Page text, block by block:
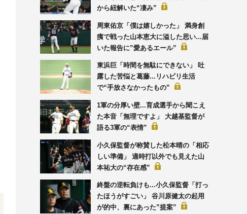
から紐解いた“凄み”
周東佑京「僕は嬉しかった」 満身創
痍で戦った山本恵大に溢した思い...届
いた報告に”愛あるエール”
東浜巨「時間を無駄にできない」 吐
露した苦悩と葛藤...リハビリ生活
で“手放さなかったもの”
1軍の分厚い壁...育成選手から聞こえ
た本音「無理ですよ」 大越基監督が
語る3軍の“表情”
小久保監督が称賛した松本晴の「相応
しい準備」 適時打以外でも見えた山
本祐大の“存在感”
終盤の逆転負けも...小久保監督「打っ
たほうがすごい」 谷川原健太の起用
が的中、裏にあった”提案”